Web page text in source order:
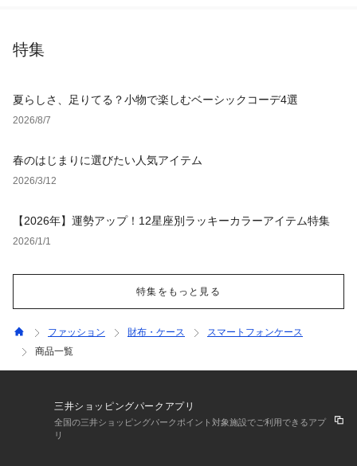
特集
夏らしさ、足りてる？小物で楽しむベーシックコーデ4選
2026/8/7
春のはじまりに選びたい人気アイテム
2026/3/12
【2026年】運勢アップ！12星座別ラッキーカラーアイテム特集
2026/1/1
特集をもっと見る
ファッション 財布・ケース
スマートフォンケース
商品一覧
三井ショッピングパークアプリ
全国の三井ショッピングパークポイント対象施設でご利用できるアプ
リ